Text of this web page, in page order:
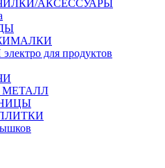
АКСЕССУАРЫ
для продуктов